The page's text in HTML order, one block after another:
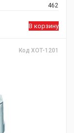
462
В корзину
Код XOT-1201